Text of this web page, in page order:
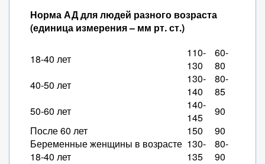
Норма АД для людей разного возраста
(единица измерения – мм рт. ст.)
18-40 лет
110-
130
60-
80
40-50 лет
130-
140
80-
85
50-60 лет
140-
145
90
После 60 лет
150
90
Беременные женщины в возрасте
18-40 лет
130-
135
80-
90